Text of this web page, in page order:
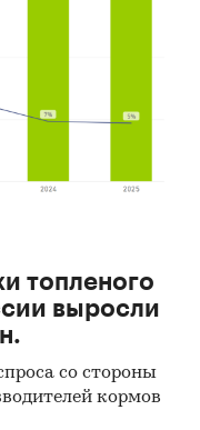
топленого
выросли
со стороны
кормов